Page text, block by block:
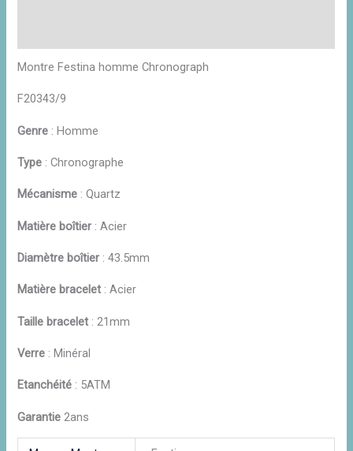
Montre Festina homme Chronograph
F20343/9
Genre : Homme
Type : Chronographe
Mécanisme : Quartz
Matière boîtier : Acier
Diamètre boîtier : 43.5mm
Matière bracelet : Acier
Taille bracelet : 21mm
Verre : Minéral
Etanchéité : 5ATM
Garantie 2ans